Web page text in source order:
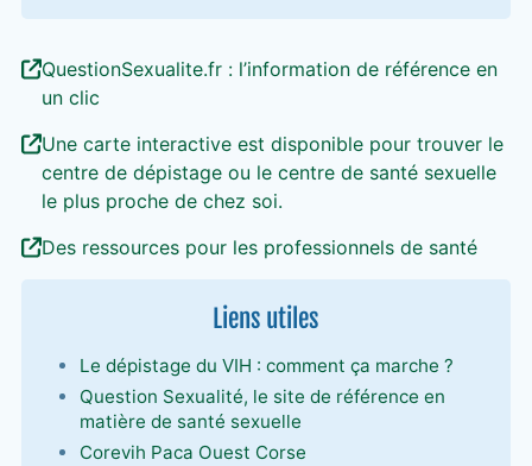
QuestionSexualite.fr : l’information de référence en
un clic
Une carte interactive est disponible pour trouver le
centre de dépistage ou le centre de santé sexuelle
le plus proche de chez soi.
Des ressources pour les professionnels de santé
Liens utiles
Le dépistage du VIH : comment ça marche ?
Question Sexualité, le site de référence en
matière de santé sexuelle
Corevih Paca Ouest Corse